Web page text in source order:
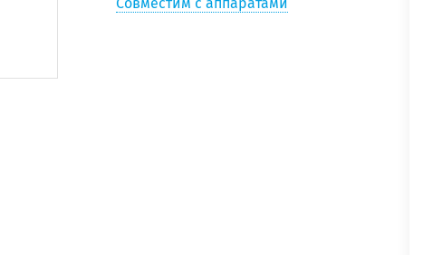
Совместим с аппаратами